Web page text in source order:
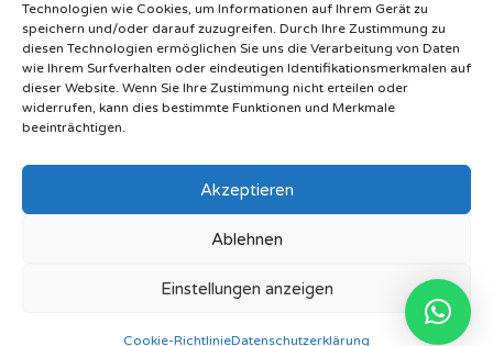
Technologien wie Cookies, um Informationen auf Ihrem Gerät zu
speichern und/oder darauf zuzugreifen. Durch Ihre Zustimmung zu
diesen Technologien ermöglichen Sie uns die Verarbeitung von Daten
wie Ihrem Surfverhalten oder eindeutigen Identifikationsmerkmalen auf
dieser Website. Wenn Sie Ihre Zustimmung nicht erteilen oder
widerrufen, kann dies bestimmte Funktionen und Merkmale
beeinträchtigen.
Akzeptieren
Ablehnen
Einstellungen anzeigen
Cookie-RichtlinieDatenschutzerklärung
Kontakt
Unsere Geschäfte
+34 963 387 008
WhatsApp
+34 675 730 218
Datenschutzerklärung